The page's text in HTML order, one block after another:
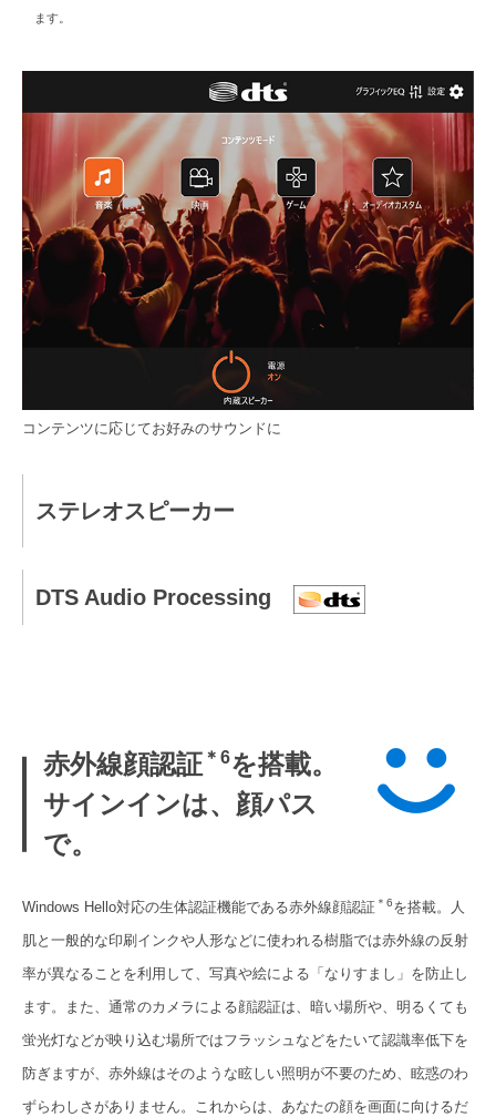
ます。
コンテンツに応じてお好みのサウンドに
ステレオスピーカー
DTS Audio Processing
赤外線顔認証 ＊6を搭載。
サインインは、顔パス
で。
Windows Hello対応の生体認証機能である赤外線顔認証 ＊6を搭載。人
肌と一般的な印刷インクや人形などに使われる樹脂では赤外線の反射
率が異なることを利用して、写真や絵による「なりすまし」を防止し
ます。また、通常のカメラによる顔認証は、暗い場所や、明るくても
蛍光灯などが映り込む場所ではフラッシュなどをたいて認識率低下を
防ぎますが、赤外線はそのような眩しい照明が不要のため、眩惑のわ
ずらわしさがありません。これからは、あなたの顔を画面に向けるだ